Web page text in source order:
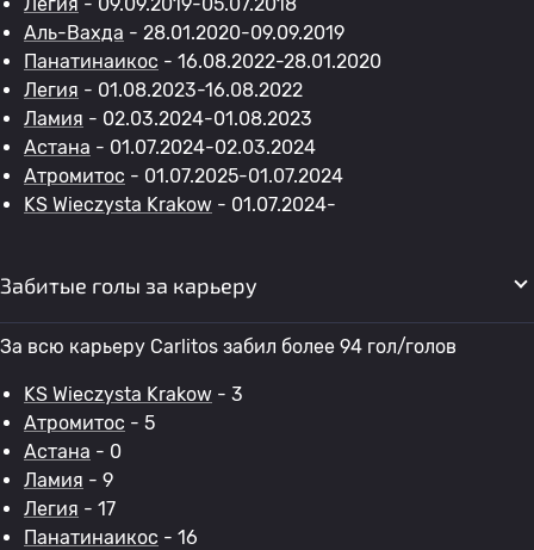
Аль-Вахда - 28.01.2020-09.09.2019
Панатинаикос - 16.08.2022-28.01.2020
Легия - 01.08.2023-16.08.2022
Ламия - 02.03.2024-01.08.2023
Астана - 01.07.2024-02.03.2024
Атромитос - 01.07.2025-01.07.2024
KS Wieczysta Krakow - 01.07.2024-
Забитые голы за карьеру
За всю карьеру Carlitos забил более 94 гол/голов
KS Wieczysta Krakow - 3
Атромитос - 5
Астана - 0
Ламия - 9
Легия - 17
Панатинаикос - 16